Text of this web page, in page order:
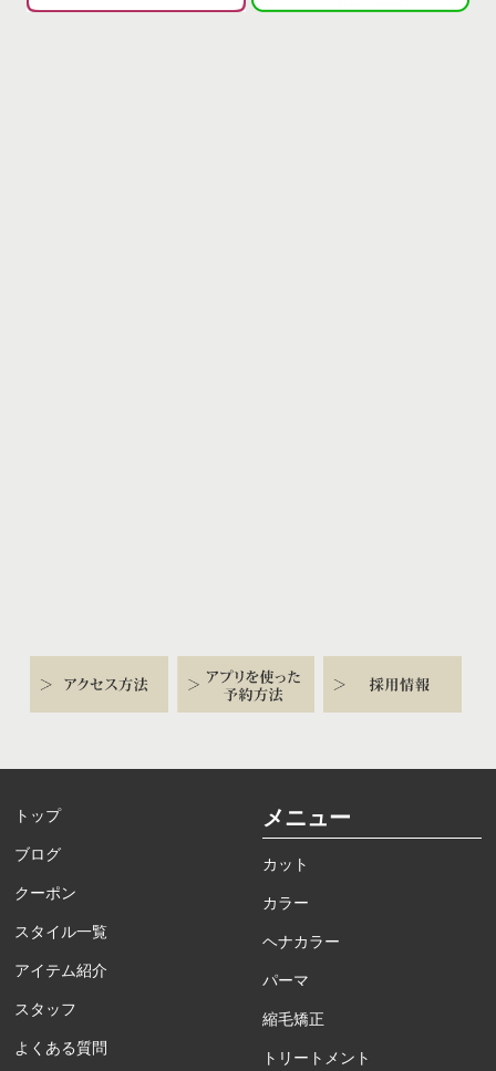
トップ
ブログ
クーポン
スタイル一覧
アイテム紹介
スタッフ
よくある質問
メニュー
カット
カラー
ヘナカラー
パーマ
縮毛矯正
トリートメント